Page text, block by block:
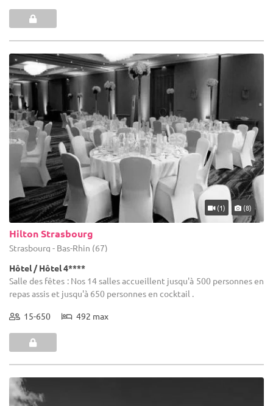
(1) (8)
Hilton Strasbourg
Strasbourg - Bas-Rhin (67)
Hôtel / Hôtel 4****
Salle des fêtes : Nos 14 salles accueillent jusqu'à 500 personnes en
repas assis et jusqu'à 650 personnes en cocktail .
15-650 492 max